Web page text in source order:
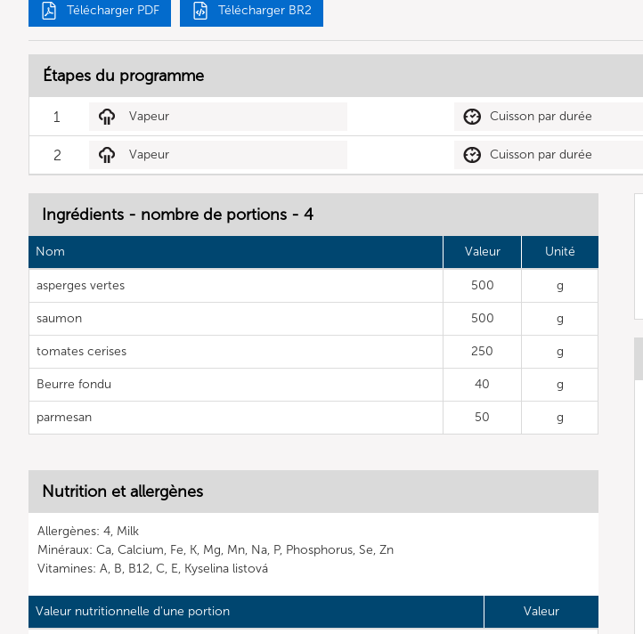
Télécharger PDF Télécharger BR2
Étapes du programme
1 Vapeur Cuisson par durée
2 Vapeur Cuisson par durée
Ingrédients - nombre de portions - 4
Nom Valeur Unité
asperges vertes 500 g
saumon 500 g
tomates cerises 250 g
Beurre fondu 40 g
parmesan 50 g
Nutrition et allergènes
Allergènes: 4, Milk
Minéraux: Ca, Calcium, Fe, K, Mg, Mn, Na, P, Phosphorus, Se, Zn
Vitamines: A, B, B12, C, E, Kyselina listová
Valeur nutritionnelle d'une portion Valeur